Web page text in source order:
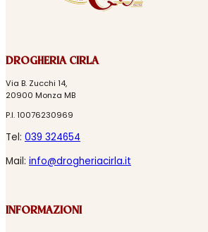
DROGHERIA CIRLA
Via B. Zucchi 14,
20900 Monza MB
P.I. 10076230969
Tel: 039 324654
Mail: info@drogheriacirla.it
INFORMAZIONI